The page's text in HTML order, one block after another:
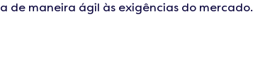
de maneira ágil às exigências do mercado.